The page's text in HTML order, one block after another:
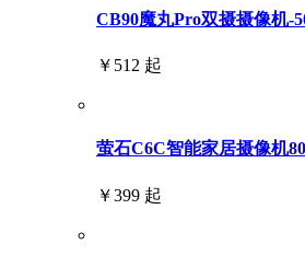
CB90魔丸Pro双摄摄像机-
￥512 起
萤石C6C智能家居摄像机
￥399 起